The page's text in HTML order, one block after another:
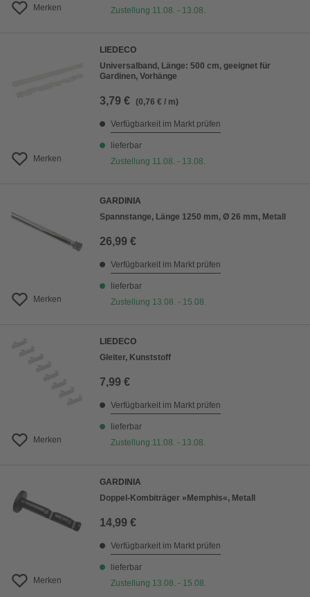
Merken
Zustellung 11.08. - 13.08.
Merken
LIEDECO
Universalband, Länge: 500 cm, geeignet für
Gardinen, Vorhänge
3,79 € (0,76 € / m)
Verfügbarkeit im Markt prüfen
lieferbar
Zustellung 11.08. - 13.08.
Merken
GARDINIA
Spannstange, Länge 1250 mm, Ø 26 mm, Metall
26,99 €
Verfügbarkeit im Markt prüfen
lieferbar
Zustellung 13.08. - 15.08.
Merken
LIEDECO
Gleiter, Kunststoff
7,99 €
Verfügbarkeit im Markt prüfen
lieferbar
Zustellung 11.08. - 13.08.
Merken
GARDINIA
Doppel-Kombiträger »Memphis«, Metall
14,99 €
Verfügbarkeit im Markt prüfen
lieferbar
Zustellung 13.08. - 15.08.